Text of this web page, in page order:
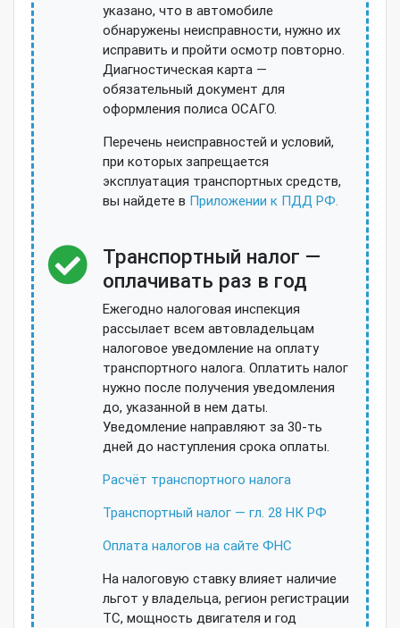
указано, что в автомобиле
обнаружены неисправности, нужно их
исправить и пройти осмотр повторно.
Диагностическая карта —
обязательный документ для
оформления полиса ОСАГО.
Перечень неисправностей и условий,
при которых запрещается
эксплуатация транспортных средств,
вы найдете в Приложении к ПДД РФ.
Транспортный налог —
оплачивать раз в год
Ежегодно налоговая инспекция
рассылает всем автовладельцам
налоговое уведомление на оплату
транспортного налога. Оплатить налог
нужно после получения уведомления
до, указанной в нем даты.
Уведомление направляют за 30-ть
дней до наступления срока оплаты.
Расчёт транспортного налога
Транспортный налог — гл. 28 НК РФ
Оплата налогов на сайте ФНС
На налоговую ставку влияет наличие
льгот у владельца, регион регистрации
ТС, мощность двигателя и год